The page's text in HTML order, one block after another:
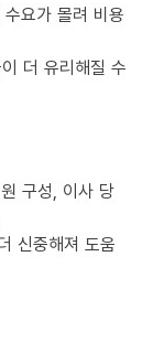
요가 몰려 비용
더 유리해질 수
구성, 이사 당
신중해져 도움